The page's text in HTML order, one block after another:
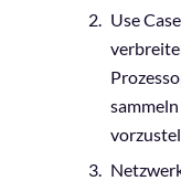
Use